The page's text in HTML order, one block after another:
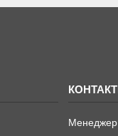
Менеджер